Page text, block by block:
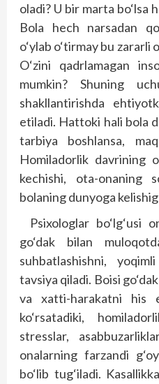
oladi? U bir marta bo‘lsa
Bola hech narsadan
o‘ylab o‘tirmay bu zararli
O‘zini qadrlamagan
mumkin? Shuning
shakllantirishda
etiladi. Hattoki hali bola
tarbiya boshlansa,
Homiladorlik davrining
kechishi, ota-onaning
bolaning dunyoga
Psixologlar bo‘lg‘usi
go‘dak bilan
suhbatlashishni,
tavsiya qiladi. Boi­si
va xatti-harakatni his
ko‘rsatadiki,
stresslar,
onalarning farzandi
bo‘lib tug‘iladi.